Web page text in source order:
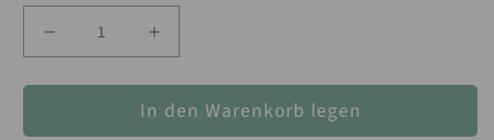
Verringere
die
Menge
12
Erhöhe
die
Menge
für
12
In den Warenkorb legen